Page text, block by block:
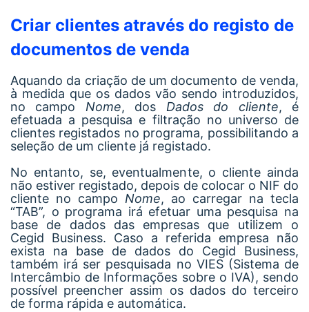
Criar clientes através do registo de
documentos de venda
Aquando da criação de um documento de venda,
à medida que os dados vão sendo introduzidos,
no campo Nome, dos Dados do cliente, é
efetuada a pesquisa e filtração no universo de
clientes registados no programa, possibilitando a
seleção de um cliente já registado.
No entanto, se, eventualmente, o cliente ainda
não estiver registado, depois de colocar o NIF do
cliente no campo Nome, ao carregar na tecla
“TAB”, o programa irá efetuar uma pesquisa na
base de dados das empresas que utilizem o
Cegid Business. Caso a referida empresa não
exista na base de dados do Cegid Business,
também irá ser pesquisada no VIES (Sistema de
Intercâmbio de Informações sobre o IVA), sendo
possível preencher assim os dados do terceiro
de forma rápida e automática.